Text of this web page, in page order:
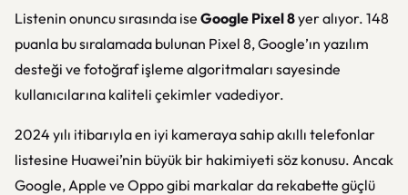
Listenin onuncu sırasında ise Google Pixel 8yer alıyor. 148
puanla bu sıralamada bulunan Pixel 8, Google’ın yazılım
desteği ve fotoğraf işleme algoritmaları sayesinde
kullanıcılarına kaliteli çekimler vadediyor.
2024 yılı itibarıyla en iyi kameraya sahip akıllı telefonlar
listesine Huawei’nin büyük bir hakimiyeti söz konusu. Ancak
Google, Apple ve Oppo gibi markalar da rekabette güçlü